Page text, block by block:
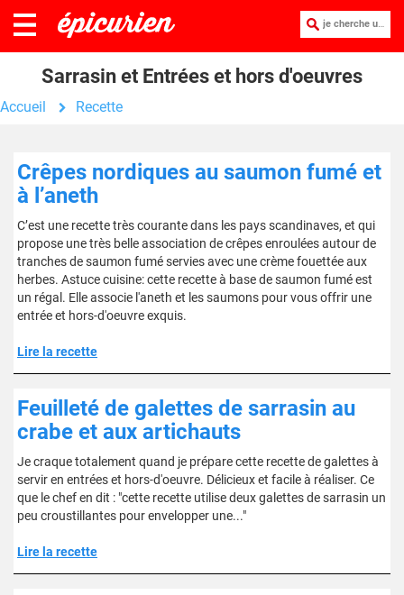
je cherche une recette :
Sarrasin et Entrées et hors d'oeuvres
Accueil Recette
Crêpes nordiques au saumon fumé et
à l’aneth
C’est une recette très courante dans les pays scandinaves, et qui
propose une très belle association de crêpes enroulées autour de
tranches de saumon fumé servies avec une crème fouettée aux
herbes. Astuce cuisine: cette recette à base de saumon fumé est
un régal. Elle associe l'aneth et les saumons pour vous offrir une
entrée et hors-d'oeuvre exquis.
Lire la recette
Feuilleté de galettes de sarrasin au
crabe et aux artichauts
Je craque totalement quand je prépare cette recette de galettes à
servir en entrées et hors-d'oeuvre. Délicieux et facile à réaliser. Ce
que le chef en dit : "cette recette utilise deux galettes de sarrasin un
peu croustillantes pour envelopper une..."
Lire la recette